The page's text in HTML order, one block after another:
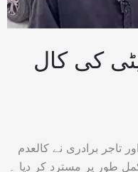
کی کال
تاجر برادری نے کالعدم
طور پر مسترد کر دیا ۔